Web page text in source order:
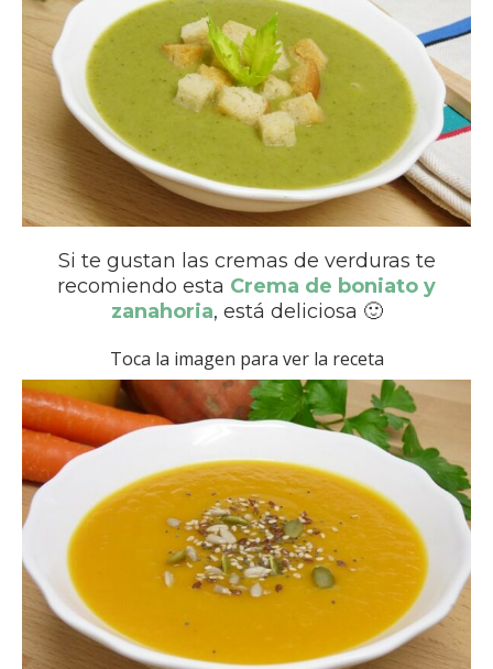
Si te gustan las cremas de verduras te
recomiendo esta Crema de boniato y
zanahoria, está deliciosa 🙂
Toca la imagen para ver la receta